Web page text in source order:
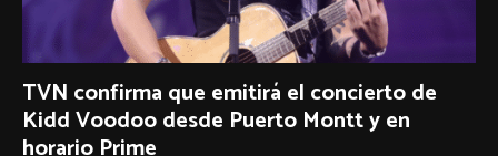
TVN confirma que emitirá el concierto de
Kidd Voodoo desde Puerto Montt y en